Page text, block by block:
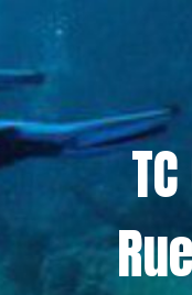
content